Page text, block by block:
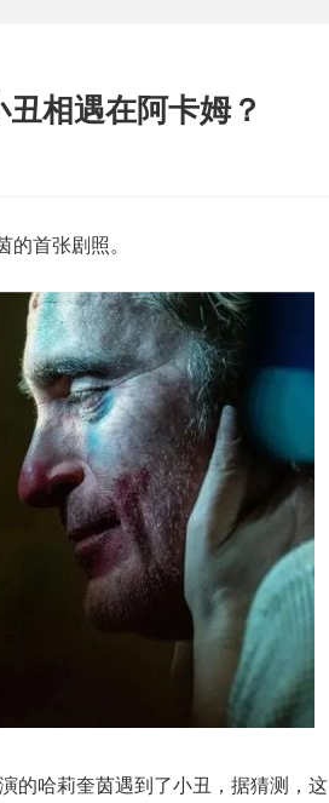
相遇在阿卡姆？
首张剧照。
的哈莉奎茵遇到了小丑，据猜测，这